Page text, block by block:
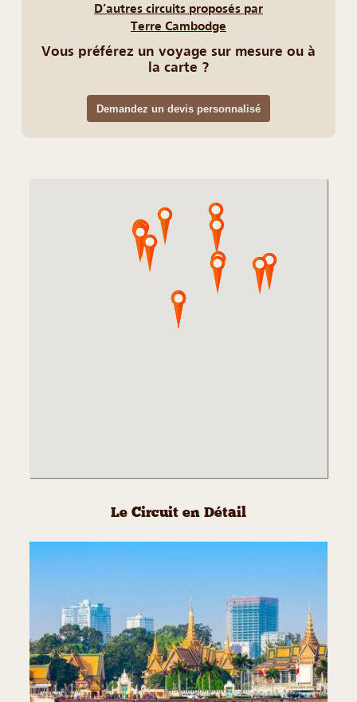
D’autres circuits proposés par
Terre Cambodge
Vous préférez un voyage sur mesure ou à
la carte ?
Demandez un devis personnalisé
Le Circuit en Détail